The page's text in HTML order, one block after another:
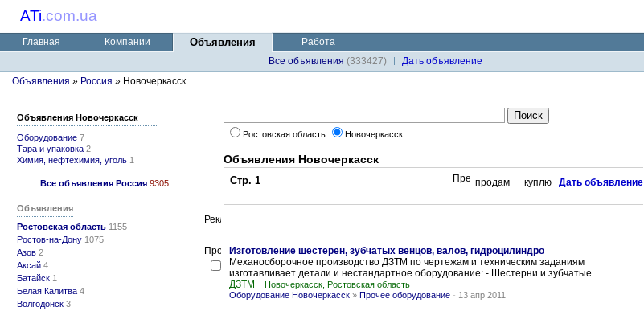
ATi.com.ua
Главная Компании Объявления
Работа
Все объявления (333427)
Дaть объявление
Объявления » Россия » Новочеркасск
Объявления Новочеркасск
Оборудование 7
Тара и упаковка 2
Химия, нефтехимия, уголь 1
Все объявления Россия 9305
Объявления
Ростовская область 1155
Ростов-на-Дону 1075
Азов 2
Аксай 4
Батайск 1
Белая Калитва 4
Волгодонск 3
Ростовская область Новочеркасск
Объявления Новочеркасск
Стр. 1 продам куплю Дaть объявление
Изготовление шестерен, зубчатых венцов, валов, гидроцилиндро
Механосборочное производство ДЗТМ по чертежам и техническим заданиям
изготавливает детали и нестандартное оборудование: - Шестерни и зубчатые...
ДЗТМ
Новочеркасск, Ростовская область
Оборудование Новочеркасск » Прочее оборудование - 13 апр 2011